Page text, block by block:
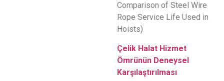
Comparison of Steel Wire
Rope Service Life Used in
Hoists)
Çelik Halat Hizmet
Ömrünün Deneysel
Karşılaştırılması